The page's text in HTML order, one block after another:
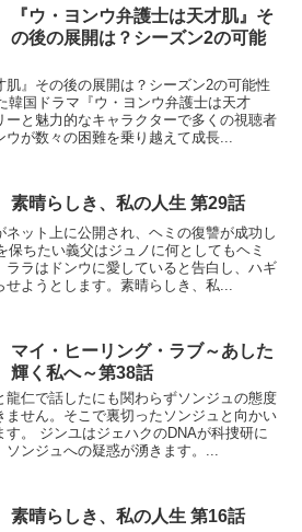
『ウ・ヨンウ弁護士は天才肌』そ
の後の展開は？シーズン2の可能
肌』その後の展開は？シーズン2の可能性
韓国ドラマ『ウ・ヨンウ弁護士は天才
ーと魅力的なキャラクターで多くの視聴者
が数々の困難を乗り越えて成長...
素晴らしき、私の人生 第29話
ット上に公開され、ヘミの復讐が成功し
保ちたい義父はジュノに何としてもヘミ
ララはドンウに愛していると告白し、ハギ
ようとします。素晴らしき、私...
マイ・ヒーリング・ラブ～あした
輝く私へ～第38話
龍仁で話したにも関わらずソンジュの態度
ません。そこで裏切ったソンジュと向かい
。 ジンユはジェハクのDNAが科捜研に
ソンジュへの疑惑が湧きます。...
素晴らしき、私の人生 第16話